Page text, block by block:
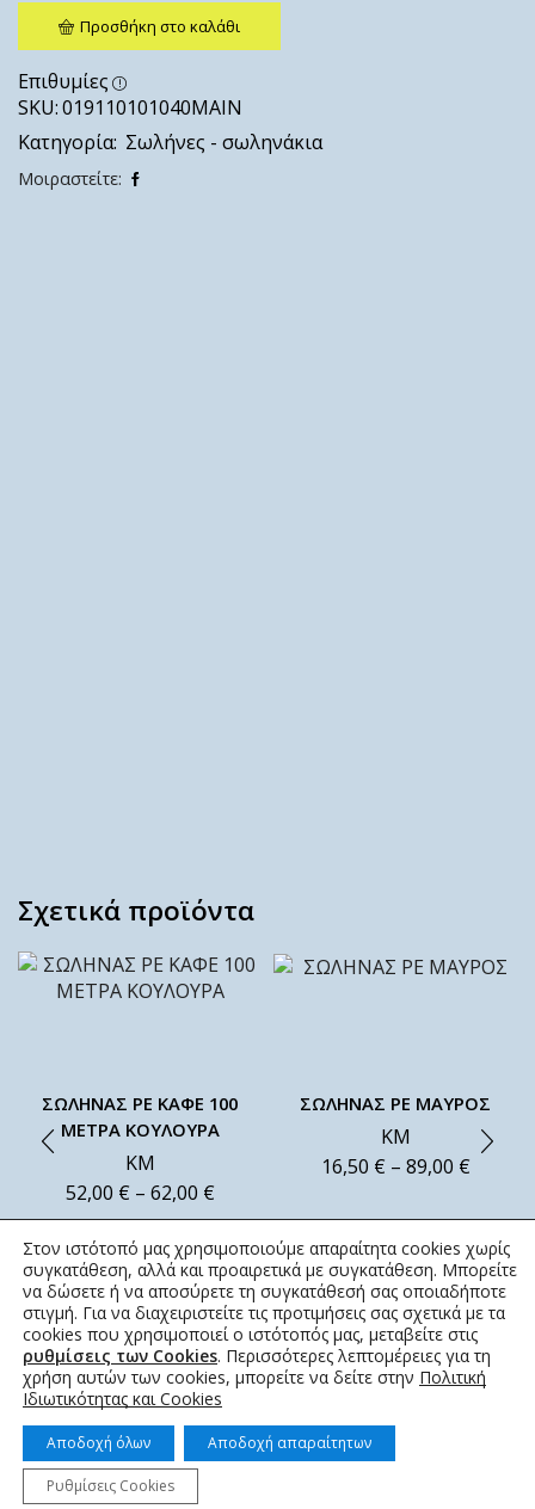
Προσθήκη στο καλάθι
Επιθυμίες
SKU:019110101040ΜΑΙΝ
Κατηγορία: Σωλήνες - σωληνάκια
Μοιραστείτε:
Σχετικά προϊόντα
ΣΩΛΗΝΑΣ ΡΕ ΚΑΦΕ 100
ΜΕΤΡΑ ΚΟΥΛΟΥΡΑ
ΚΜ
52,00 € – 62,00 €
ΣΩΛΗΝΑΣ PE ΜΑΥΡΟΣ
ΚΜ
16,50 € – 89,00 €
© 2022 topotistiraki.gr | Powered by idcs
Στον ιστότοπό μας χρησιμοποιούμε απαραίτητα cookies χωρίς
συγκατάθεση, αλλά και προαιρετικά με συγκατάθεση. Μπορείτε
να δώσετε ή να αποσύρετε τη συγκατάθεσή σας οποιαδήποτε
στιγμή. Για να διαχειριστείτε τις προτιμήσεις σας σχετικά με τα
cookies που χρησιμοποιεί ο ιστότοπός μας, μεταβείτε στις
ρυθμίσεις των Cookies. Περισσότερες λεπτομέρειες για τη
χρήση αυτών των cookies, μπορείτε να δείτε στην Πολιτική
Ιδιωτικότητας και Cookies
Αποδοχή όλων Αποδοχή απαραίτητων
Ρυθμίσεις Cookies